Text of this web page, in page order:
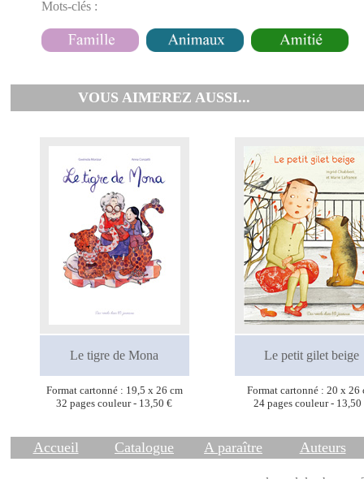
Mots-clés :
VOUS AIMEREZ AUSSI...
Le tigre de Mona Le petit gilet beige
Format cartonné : 19,5 x 26 cm
32 pages couleur - 13,50 €
Format cartonné : 20 x 26
24 pages couleur - 13,50
Accueil Catalogue A paraître Auteurs